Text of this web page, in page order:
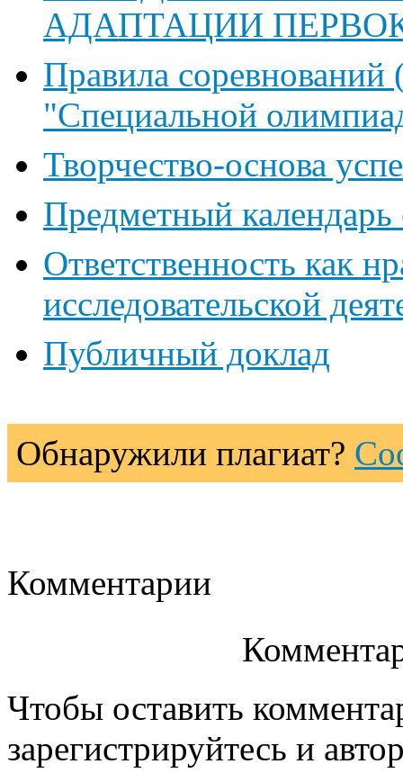
АДАПТАЦИИ
Правила
"Специальной
Творчество-основа
Предметный календарь
Ответственность как
исследовательской
Публичный доклад
Обнаружили плагиат?
Комментарии
Чтобы оставить
зарегистрируйтесь и